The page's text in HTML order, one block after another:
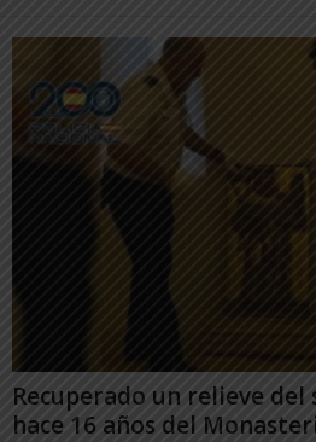
Recuperado un relieve del
hace 16 años del